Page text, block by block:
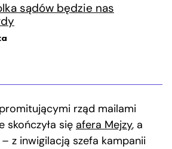
sądów będzie nas
rząd mailami
skończyła się afera Mejzy, a
z inwigilacją szefa kampanii